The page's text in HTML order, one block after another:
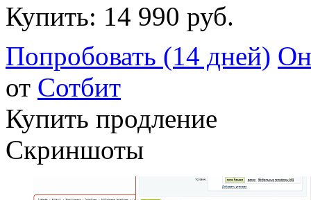
Купить: 14 990 руб.
Попробовать (14 дней)
от Сотбит
Купить продление
Скриншоты